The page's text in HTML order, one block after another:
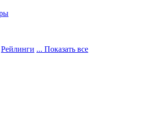
Рейлинги ... Показать все